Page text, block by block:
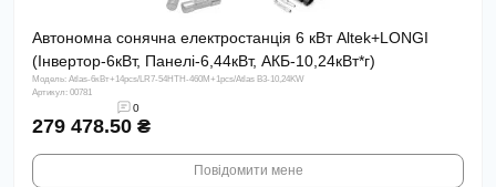
Автономна сонячна електростанція 6 кВт Altek+LONGI
(Інвертор-6кВт, Панелі-6,44кВт, АКБ-10,24кВт*г)
Модель: Atlas-6кВт+14pcs/LR7-54HTH-460M+1pcs/Atlas B3-10,24KW
Артикул: 00781
0
279 478.50 ₴
Повідомити мене